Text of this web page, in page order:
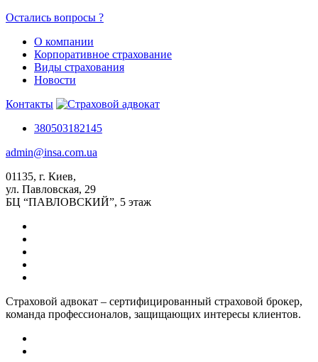
Остались вопросы ?
О компании
Корпоративное страхование
Виды страхования
Новости
Контакты
380503182145
admin@insa.com.ua
01135, г. Киев,
ул. Павловская, 29
БЦ “ПАВЛОВСКИЙ”, 5 этаж
Страховой адвокат – сертифицированный страховой брокер,
команда профессионалов, защищающих интересы клиентов.